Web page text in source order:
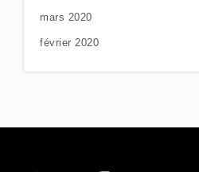
mars 2020
février 2020